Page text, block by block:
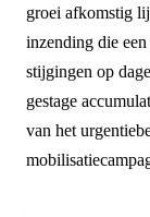
groei afkomstig
inzending die
stijgingen op
gestage
van het